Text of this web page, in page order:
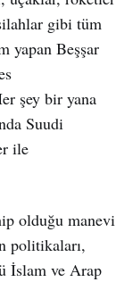
gibi tüm
yapan Beşşar
şey bir yana
Suudi
ile
olduğu manevi
politikaları,
İslam ve Arap